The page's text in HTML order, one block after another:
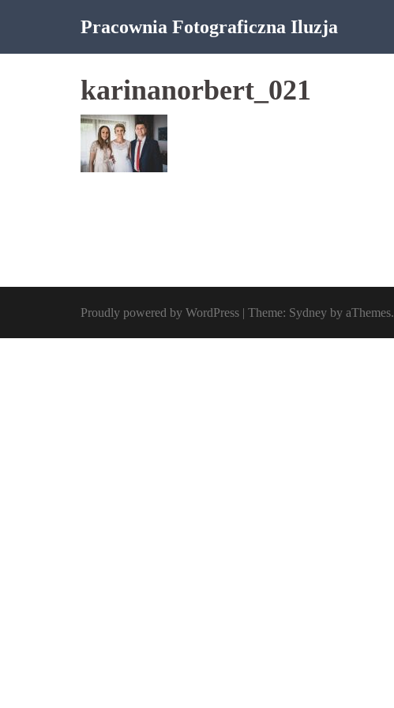
content
Pracownia Fotograficzna Iluzja
karinanorbert_021
Proudly powered by WordPress | Theme: Sydney by aThemes.